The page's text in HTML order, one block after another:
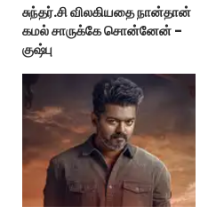
சுந்தர்.சி விலகியதை நான்தான்
கமல் சாருக்கே சொன்னேன் -
குஷ்பு